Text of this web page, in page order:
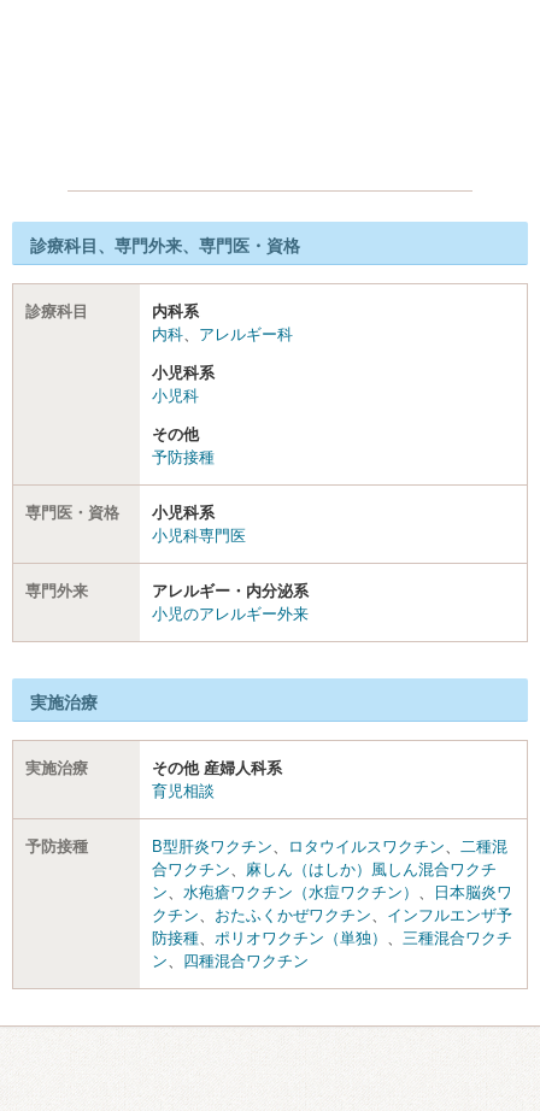
診療科目、専門外来、専門医・資格
診療科目
内科系
内科、 アレルギー科
小児科系
小児科
その他
予防接種
専門医・資格
小児科系
小児科専門医
専門外来
アレルギー・内分泌系
小児のアレルギー外来
実施治療
実施治療
その他 産婦人科系
育児相談
予防接種 B型肝炎ワクチン、 ロタウイルスワクチン、 二種混
合ワクチン、 麻しん（はしか）風しん混合ワクチ
ン、 水疱瘡ワクチン（水痘ワクチン） 、
日本脳炎ワ
クチン、 おたふくかぜワクチン、 インフルエンザ予
防接種、 ポリオワクチン（単独） 、 三種混合ワクチ
ン、 四種混合ワクチン